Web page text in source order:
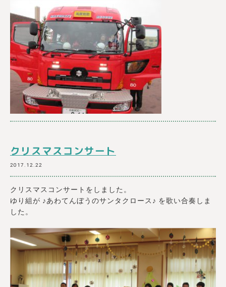
クリスマスコンサート
2017.12.22
クリスマスコンサートをしました。
ゆり組が ♪あわてんぼうのサンタクロース♪ を歌い合奏しま
した。